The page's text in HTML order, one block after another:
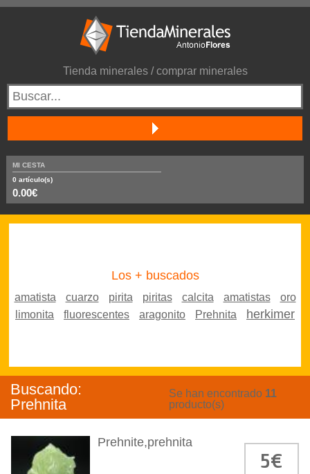
Tienda minerales / comprar minerales
MI CESTA
0 artículo(s)
0.00€
Los + buscados
amatista cuarzo pirita piritas calcita amatistas
oro
limonita
fluorescentes aragonito Prehnita herkimer
Buscando:
Prehnita
Se han encontrado 11
producto(s)
Prehnite,prehnita
5€